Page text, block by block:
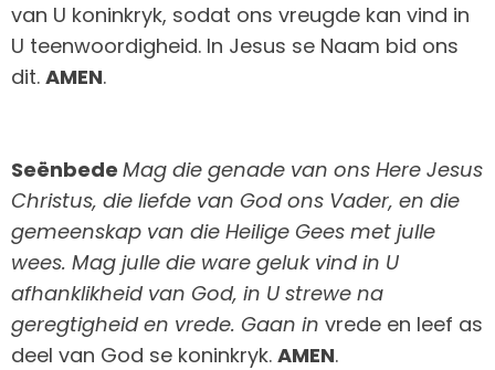
van U koninkryk, sodat ons vreugde kan vind in
U teenwoordigheid. In Jesus se Naam bid ons
dit. AMEN.
Seënbede Mag die genade van ons Here Jesus
Christus, die liefde van God ons Vader, en die
gemeenskap van die Heilige Gees met julle
wees. Mag julle die ware geluk vind in U
afhanklikheid van God, in U strewe na
geregtigheid en vrede. Gaan in vrede en leef as
deel van God se koninkryk. AMEN.